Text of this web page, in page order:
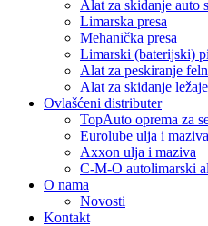
Alat za skidanje auto
Limarska presa
Mehanička presa
Limarski (baterijski)
Alat za peskiranje
Alat za skidanje
Ovlašćeni distributer
TopAuto oprema za
Eurolube ulja i maziva
Axxon ulja i maziva
C-M-O autolimarski
O nama
Novosti
Kontakt